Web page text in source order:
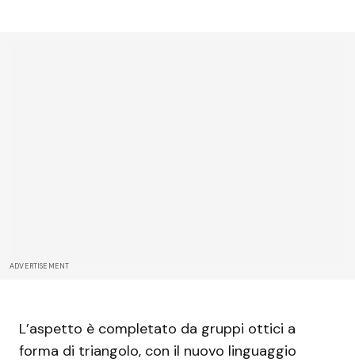
ADVERTISEMENT
L’aspetto è completato da gruppi ottici a
forma di triangolo, con il nuovo linguaggio